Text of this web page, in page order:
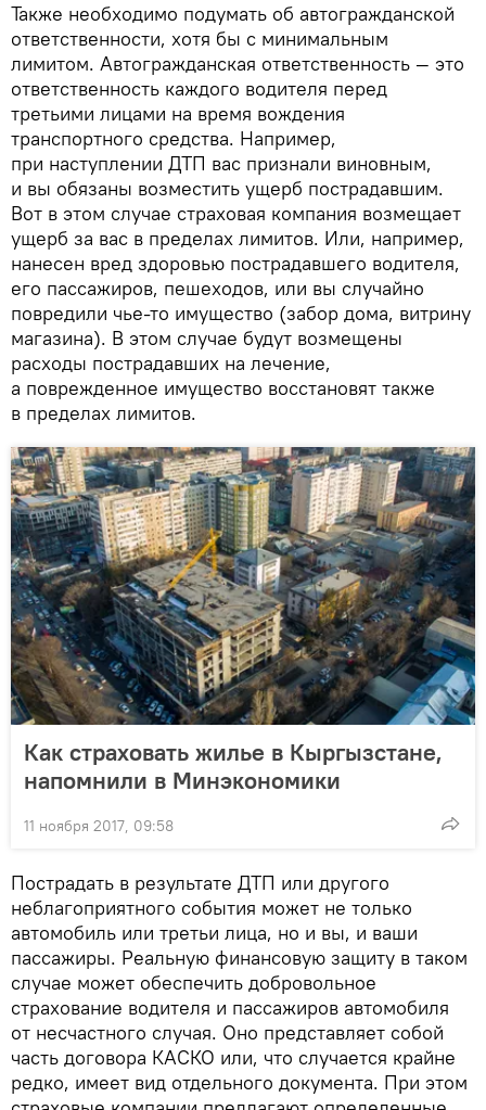
Также необходимо подумать об автогражданской
ответственности, хотя бы с минимальным
лимитом. Автогражданская ответственность — это
ответственность каждого водителя перед
третьими лицами на время вождения
транспортного средства. Например,
при наступлении ДТП вас признали виновным,
и вы обязаны возместить ущерб пострадавшим.
Вот в этом случае страховая компания возмещает
ущерб за вас в пределах лимитов. Или, например,
нанесен вред здоровью пострадавшего водителя,
его пассажиров, пешеходов, или вы случайно
повредили чье-то имущество (забор дома, витрину
магазина). В этом случае будут возмещены
расходы пострадавших на лечение,
а поврежденное имущество восстановят также
в пределах лимитов.
Как страховать жилье в Кыргызстане,
напомнили в Минэкономики
11 ноября 2017, 09:58
Пострадать в результате ДТП или другого
неблагоприятного события может не только
автомобиль или третьи лица, но и вы, и ваши
пассажиры. Реальную финансовую защиту в таком
случае может обеспечить добровольное
страхование водителя и пассажиров автомобиля
от несчастного случая. Оно представляет собой
часть договора КАСКО или, что случается крайне
редко, имеет вид отдельного документа. При этом